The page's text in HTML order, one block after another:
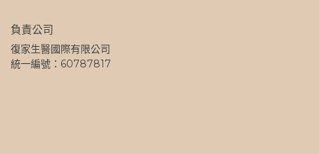
負責公司
復家生醫國際有限公司
統一編號：60787817